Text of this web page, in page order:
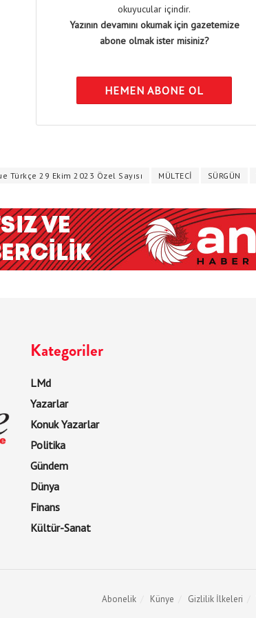
okuyucular içindir.
Yazının devamını okumak için gazetemize
abone olmak ister misiniz?
HEMEN ABONE OL
Türkçe 29 Ekim 2023 Özel Sayısı MÜLTECİ SÜRGÜN
Kategoriler
LMd
Yazarlar
Konuk Yazarlar
Politika
Gündem
Dünya
Finans
Kültür-Sanat
Abonelik Künye Gizlilik İlkeleri